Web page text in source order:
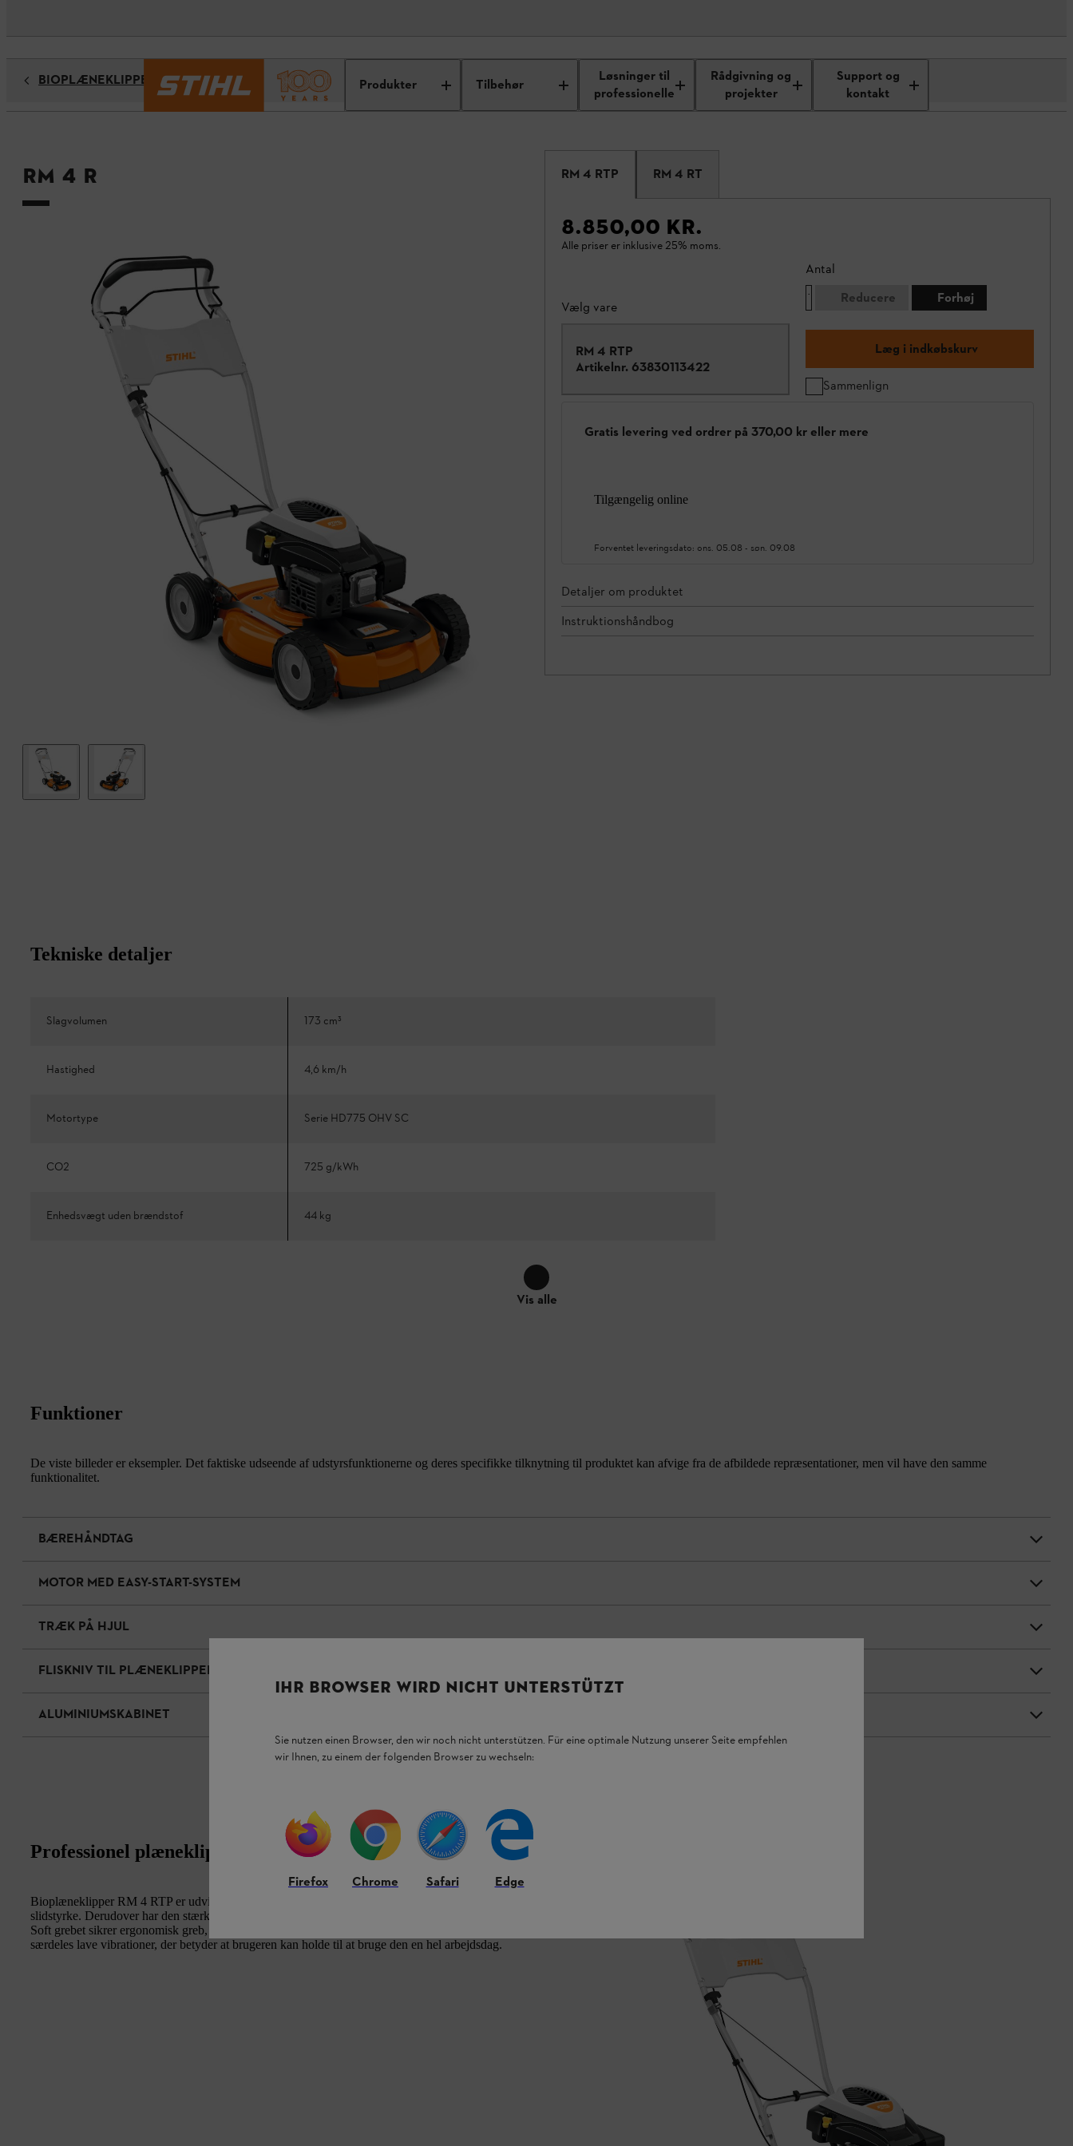
Produkter Tilbehør
Løsninger til
professionelle
Rådgivning og
projekter
Support og
kontakt
BIOPLÆNEKLIPPERE
RM 4 R RM 4 RTP RM 4 RT
8.850,00 KR.
Alle priser er inklusive 25% moms.
Vælg vare
RM 4 RTP
Artikelnr. 63830113422
Antal
Reducere
Forhøj
Læg i indkøbskurv
Sammenlign
Gratis levering ved ordrer på 370,00 kr eller mere
Tilgængelig online
Forventet leveringsdato: ons. 05.08 - søn. 09.08
Detaljer om produktet
Instruktionshåndbog
Tekniske detaljer
Slagvolumen 173 cm³
Hastighed 4,6 km/h
Motortype Serie HD775 OHV SC
CO2 725 g/kWh
Enhedsvægt uden brændstof 44 kg
Vis alle
Funktioner
De viste billeder er eksempler. Det faktiske udseende af udstyrsfunktionerne og deres specifikke tilknytning til produktet kan afvige fra de afbildede repræsentationer, men vil have den samme
funktionalitet.
BÆREHÅNDTAG
MOTOR MED EASY-START-SYSTEM
TRÆK PÅ HJUL
FLISKNIV TIL PLÆNEKLIPPER
ALUMINIUMSKABINET
Professionel plæneklipper
Bioplæneklipper RM 4 RTP er udviklet til professionelt brug og opfylder de højeste krav indenfor effekt og
slidstyrke. Derudover har den stærke Kohler motor et minimalt co2 udslip grundet optimal forbrænding. Super-
Soft grebet sikrer ergonomisk greb, alufælge med gummihjul og dobbelte, tætte hjullejer. Maskinen kører med
særdeles lave vibrationer, der betyder at brugeren kan holde til at bruge den en hel arbejdsdag.
IHR BROWSER WIRD NICHT UNTERSTÜTZT
Sie nutzen einen Browser, den wir noch nicht unterstützen. Für eine optimale Nutzung unserer Seite empfehlen
wir Ihnen, zu einem der folgenden Browser zu wechseln:
Firefox Chrome Safari Edge